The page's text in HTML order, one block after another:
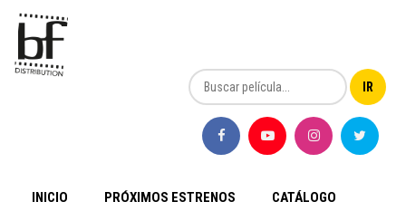
INICIO PRÓXIMOS ESTRENOS CATÁLOGO